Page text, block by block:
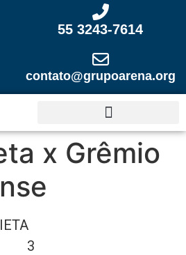
55 3243-7614
contato@grupoarena.org
x Grêmio
3